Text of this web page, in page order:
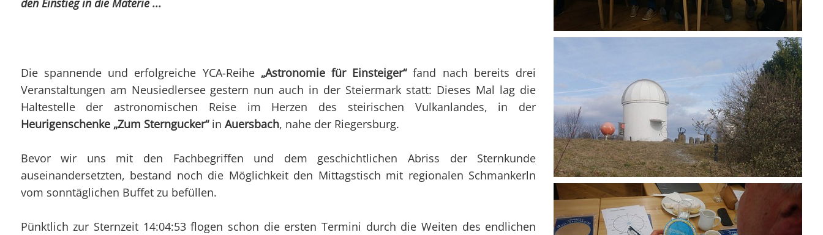
Notwendige
Unterlagen zur FB2 -
Ausstellung
Befähigungsausweise
Club-Segelyacht
DAISY DUCK
SY Daisy Duck
Ausbildung
Regattaförderung
Blog-Archiv
Trainerïnnen
Blog-Archiv
Organigramm
Veranstaltungen
Blog-Archiv
Gutschein
Crewbörse
Schwarzes Brett
VereinOnline
YCA Bootsbriefe
den Einstieg in die Materie...
Die spannende und erfolgreiche YCA-Reihe „Astronomie für Einsteiger“fand nach bereits drei
Veranstaltungen am Neusiedlersee gestern nun auch in der Steiermark statt: Dieses Mal lag die
Haltestelle der astronomischen Reise im Herzen des steirischen Vulkanlandes, in der
Heurigenschenke „Zum Sterngucker“in Auersbach, nahe der Riegersburg.
Bevor wir uns mit den Fachbegriffen und dem geschichtlichen Abriss der Sternkunde
auseinandersetzten, bestand noch die Möglichkeit den Mittagstisch mit regionalen Schmankerln
vom sonntäglichen Buffet zu befüllen.
Pünktlich zur Sternzeit 14:04:53 flogen schon die ersten Termini durch die Weiten des endlichen